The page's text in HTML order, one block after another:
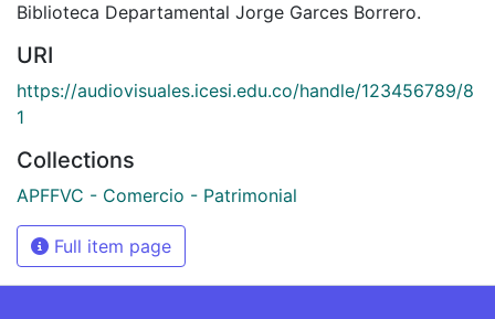
Biblioteca Departamental Jorge Garces Borrero.
URI
https://audiovisuales.icesi.edu.co/handle/123456789/8
1
Collections
APFFVC - Comercio - Patrimonial
Full item page